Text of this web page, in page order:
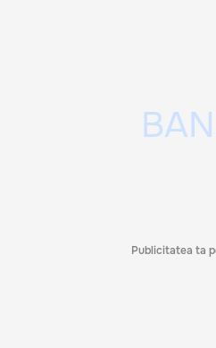
Publicitatea ta